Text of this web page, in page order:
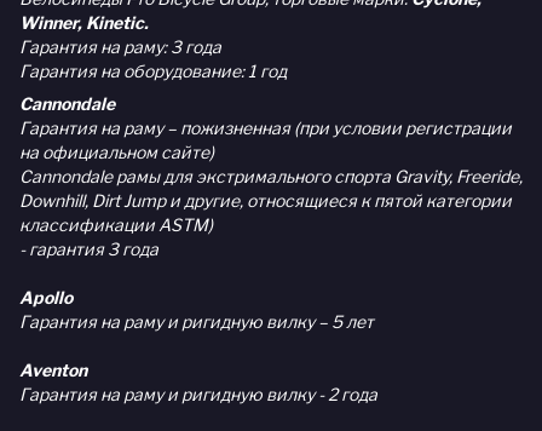
Winner, Kinetic.
Гарантия на раму: 3 года
Гарантия на оборудование: 1 год
Cannondale
Гарантия на раму – пожизненная (при условии регистрации
на официальном сайте)
Cannondale рамы для экстримального спорта Gravity, Freeride,
Downhill, Dirt Jump и другие, относящиеся к пятой категории
классификации ASTM)
- гарантия 3 года
Apollo
Гарантия на раму и ригидную вилку – 5 лет
Aventon
Гарантия на раму и ригидную вилку - 2 года